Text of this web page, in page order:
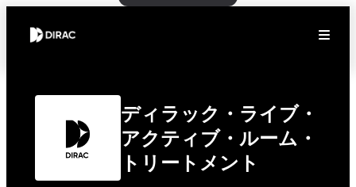
ディラック・ライブ・
アクティブ・ルーム・
トリートメント